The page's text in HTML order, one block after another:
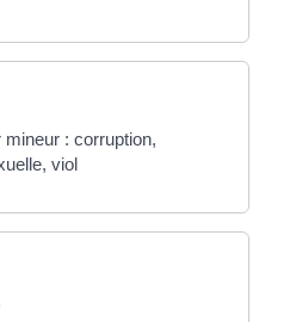
: corruption,
viol